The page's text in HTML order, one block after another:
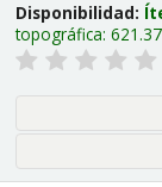
Disponibilidad:
topográfica: